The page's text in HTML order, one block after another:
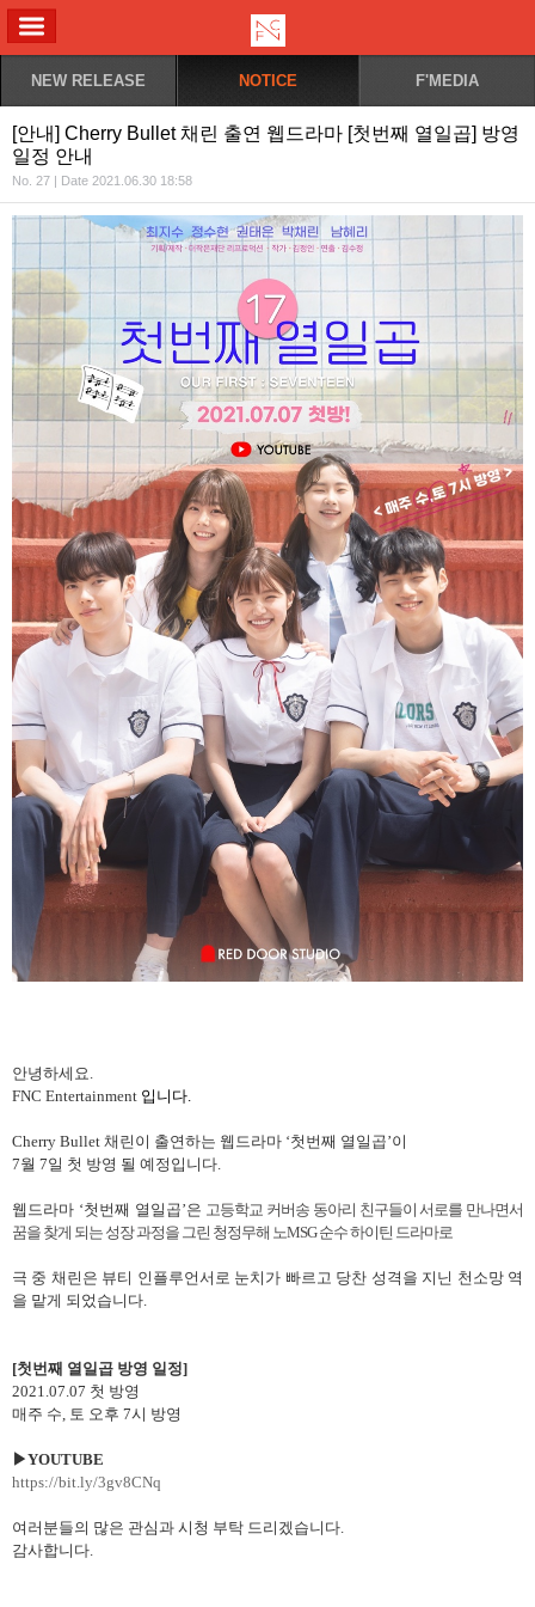
NEW RELEASE NOTICE F'MEDIA
[안내] Cherry Bullet 채린 출연 웹드라마 [첫번째 열일곱] 방영
일정 안내
No. 27 | Date 2021.06.30 18:58
안녕하세요
FNC Entertainment 입니다
Cherry Bullet 채린이 출연하는 웹드라마 ‘첫번째 열일곱’이
7월 7일 첫 방영 될 예정입니다
웹드라마 ‘첫번째 열일곱’은 고등학교 커버송 동아리 친구들이 서로를 만나면서
꿈을 찾게 되는 성장 과정을 그린 청정무해 노MSG순수 하이틴 드라마로
극 중 채린은 뷰티 인플루언서로 눈치가 빠르고 당찬 성격을 지닌 천소망 역
을 맡게 되었습니다
[첫번째 열일곱 방영 일정]
2021.07.07 첫 방영
매주 수 토 오후 7시 방영
▶YOUTUBE
https://bit.ly/3gv8CNq
여러분들의 많은 관심과 시청 부탁 드리겠습니다
감사합니다